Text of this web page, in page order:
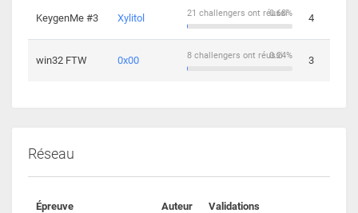
KeygenMe #3 Xylitol 0.68%
21 challengers ont réussi 4
win32 FTW 0x00 0.24%
8 challengers ont réussi 3
Réseau
Épreuve Auteur Validations